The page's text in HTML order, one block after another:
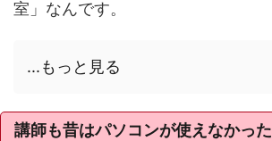
室」なんです。
...もっと見る
講師も昔はパソコンが使えなかった